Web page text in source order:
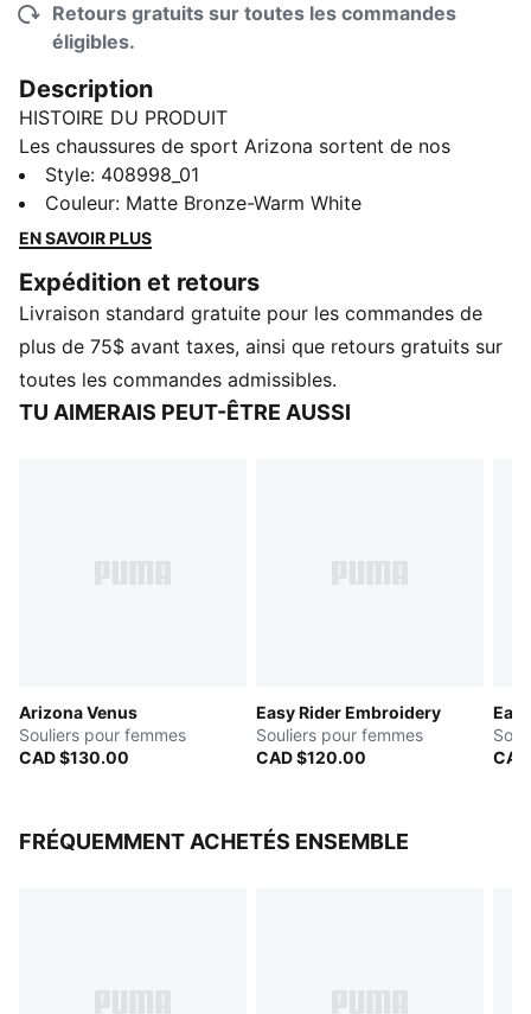
Retours gratuits sur toutes les commandes
éligibles.
Description
HISTOIRE DU PRODUIT
Les chaussures de sport Arizona sortent de nos
archives pour offrir un style rétro, avec un imprimé
léopard brillant et des touches luxueuses. Leur profil
bas reste élégant toute la journée et agrémente
DÉTAILS
Conçues pour : Lifestyle by PUMA
Largeur : Standard
Fermeture : Lacets
Type de talon : Plat
Style: 408998_01
Couleur: Matte Bronze-Warm White
EN SAVOIR PLUS
Expédition et retours
Livraison standard gratuite pour les commandes de
plus de 75$ avant taxes, ainsi que retours gratuits sur
toutes les commandes admissibles.
TU AIMERAIS PEUT-ÊTRE AUSSI
Arizona Venus
Souliers pour femmes
CAD $130.00
Easy Rider Embroidery
Souliers pour femmes
CAD $120.00
FRÉQUEMMENT ACHETÉS ENSEMBLE